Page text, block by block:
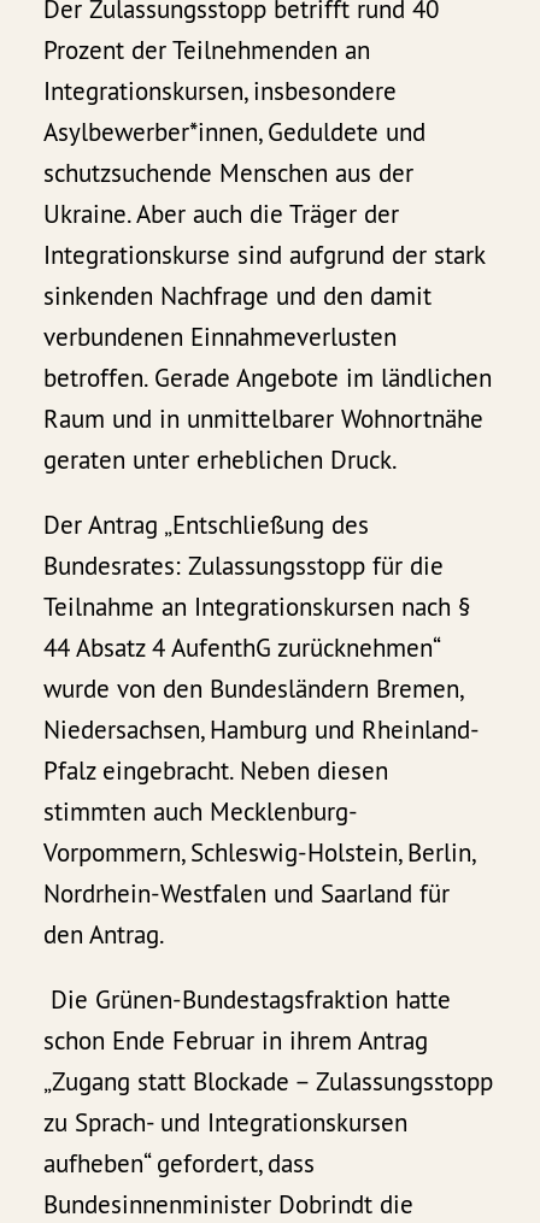
Der Zulassungsstopp betrifft rund 40
Prozent der Teilnehmenden an
Integrationskursen, insbesondere
Asylbewerber*innen, Geduldete und
schutzsuchende Menschen aus der
Ukraine. Aber auch die Träger der
Integrationskurse sind aufgrund der stark
sinkenden Nachfrage und den damit
verbundenen Einnahmeverlusten
betroffen. Gerade Angebote im ländlichen
Raum und in unmittelbarer Wohnortnähe
geraten unter erheblichen Druck.
Der Antrag „Entschließung des
Bundesrates: Zulassungsstopp für die
Teilnahme an Integrationskursen nach §
44 Absatz 4 AufenthG zurücknehmen“
wurde von den Bundesländern Bremen,
Niedersachsen, Hamburg und Rheinland-
Pfalz eingebracht. Neben diesen
stimmten auch Mecklenburg-
Vorpommern, Schleswig-Holstein, Berlin,
Nordrhein-Westfalen und Saarland für
den Antrag.
Die Grünen-Bundestagsfraktion hatte
schon Ende Februar in ihrem Antrag
„Zugang statt Blockade – Zulassungsstopp
zu Sprach- und Integrationskursen
aufheben“ gefordert, dass
Bundesinnenminister Dobrindt die